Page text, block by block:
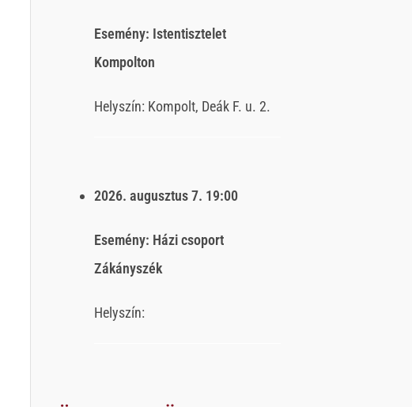
Esemény: Istentisztelet
Kompolton
Helyszín: Kompolt, Deák F. u. 2.
2026. augusztus 7. 19:00
Esemény: Házi csoport
Zákányszék
Helyszín: